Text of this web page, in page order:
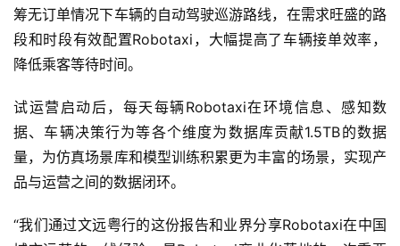
筹无订单情况下车辆的自动驾驶巡游路线，在需求旺盛的路
段和时段有效配置Robotaxi，大幅提高了车辆接单效率，
降低乘客等待时间。
试运营启动后，每天每辆Robotaxi在环境信息、感知数
据、车辆决策行为等各个维度为数据库贡献1.5TB的数据
量，为仿真场景库和模型训练积累更为丰富的场景，实现产
品与运营之间的数据闭环。
“我们通过文远粤行的这份报告和业界分享Robotaxi在中国